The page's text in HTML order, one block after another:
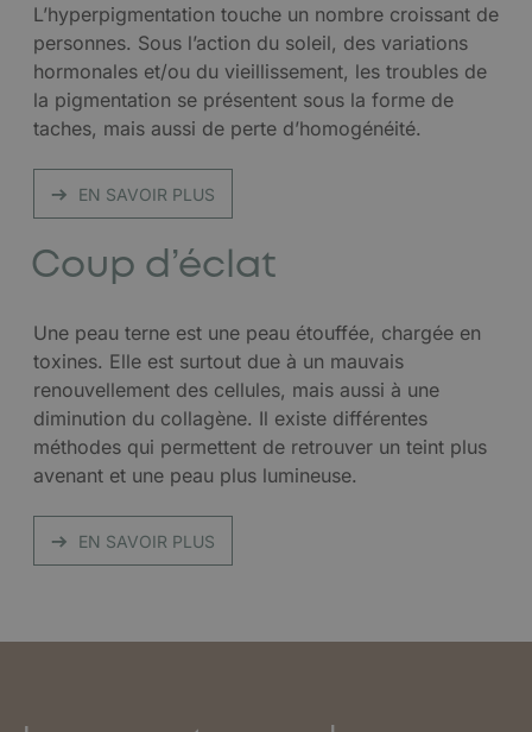
L’hyperpigmentation touche un nombre croissant de
personnes. Sous l’action du soleil, des variations
hormonales et/ou du vieillissement, les troubles de
la pigmentation se présentent sous la forme de
taches, mais aussi de perte d’homogénéité.
EN SAVOIR PLUS
Coup d’éclat
Une peau terne est une peau étouffée, chargée en
toxines. Elle est surtout due à un mauvais
renouvellement des cellules, mais aussi à une
diminution du collagène. Il existe différentes
méthodes qui permettent de retrouver un teint plus
avenant et une peau plus lumineuse.
EN SAVOIR PLUS